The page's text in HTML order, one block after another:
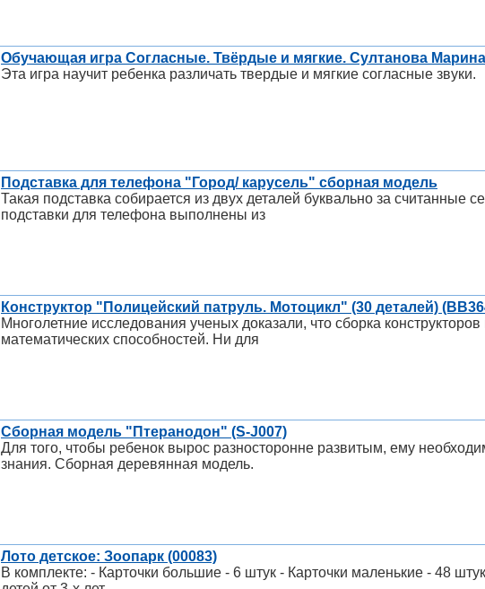
Обучающая игра Согласные. Твёрдые и мягкие. Султанова Марина
Эта игра научит ребенка различать твердые и мягкие согласные звуки.
Подставка для телефона "Город/ карусель" сборная модель
Такая подставка собирается из двух деталей буквально за считанные
подставки для телефона выполнены из
Конструктор "Полицейский патруль. Мотоцикл" (30 деталей)
Многолетние исследования ученых доказали, что сборка
математических способностей. Ни для
Сборная модель "Птеранодон" (S-J007)
Для того, чтобы ребенок вырос разносторонне развитым, ему
знания. Сборная деревянная модель.
Лото детское: Зоопарк (00083)
В комплекте: - Карточки большие - 6 штук - Карточки маленькие - 48